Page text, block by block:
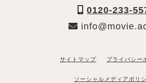
0120-233-
サイトマップ プライバシー
ソーシャルメディアポリ